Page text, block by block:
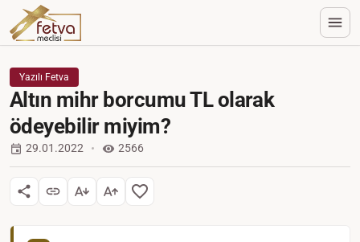
Yazılı Fetva
Altın mihr borcumu TL olarak
ödeyebilir miyim?
29.01.2022 2566